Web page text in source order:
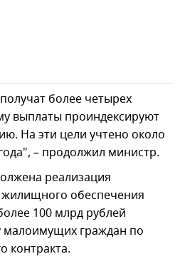
более четырех
выплаты проиндексируют
На эти цели учтено около
– продолжил министр.
реализация
обеспечения
100 млрд рублей
малоимущих граждан по
контракта.